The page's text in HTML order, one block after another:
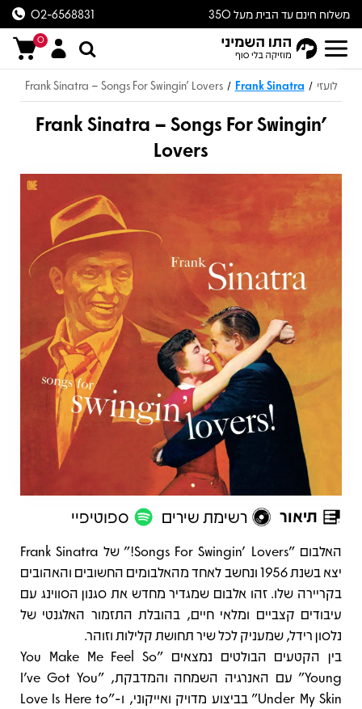
משלוח חינם עד הבית מעל 350
ש״ח
02-6568831
0
לועזי /
Frank Sinatra
/
Frank Sinatra – Songs For Swingin' Lovers
Frank Sinatra – Songs For Swingin'
Lovers
תיאור רשימת שירים ספוטיפיי
תיאור
האלבום "Songs For Swingin' Lovers!" של Frank Sinatra
יצא בשנת 1956 ונחשב לאחד מהאלבומים החשובים והאהובים
בקריירה שלו. זהו אלבום שמגדיר מחדש את סגנון הסווינג עם
עיבודים קצביים ומלאי חיים, בהובלת התזמור האלגנטי של
נלסון רידל, שמעניק לכל שיר תחושת קלילות וזוהר.
בין הקטעים הבולטים נמצאים "You Make Me Feel So
Young" עם האנרגיה השמחה והמדבקת, "I’ve Got You
Under My Skin" בביצוע מדויק ואייקוני, ו-"Love Is Here to